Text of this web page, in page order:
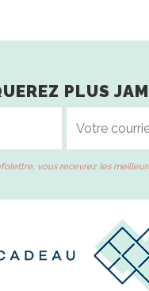
PLUS
vous recevrez les